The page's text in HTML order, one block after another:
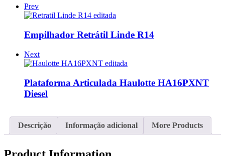
Prev
Empilhador Retrátil Linde R14
Next
Plataforma Articulada Haulotte HA16PXNT
Diesel
Descrição Informação adicional More Products